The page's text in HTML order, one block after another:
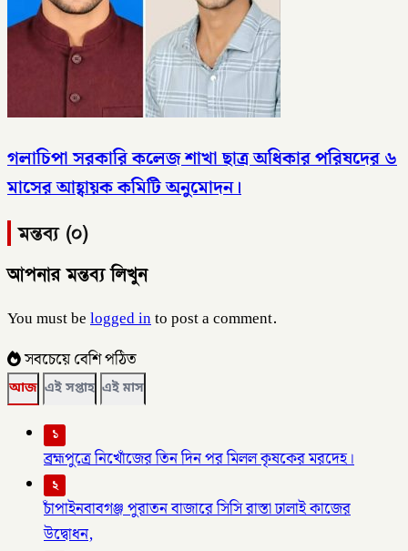
গলাচিপা সরকারি কলেজ শাখা ছাত্র অধিকার পরিষদের ৬
মাসের আহ্বায়ক কমিটি অনুমোদন।
মন্তব্য (০)
আপনার মন্তব্য লিখুন
You must belogged into post a comment.
সবচেয়ে বেশি পঠিত
আজ এই সপ্তাহ এই মাস
১
ব্রহ্মপুত্রে নিখোঁজের তিন দিন পর মিলল কৃষকের মরদেহ।
২
চাঁপাইনবাবগঞ্জ পুরাতন বাজারে সিসি রাস্তা ঢালাই কাজের
উদ্বোধন,